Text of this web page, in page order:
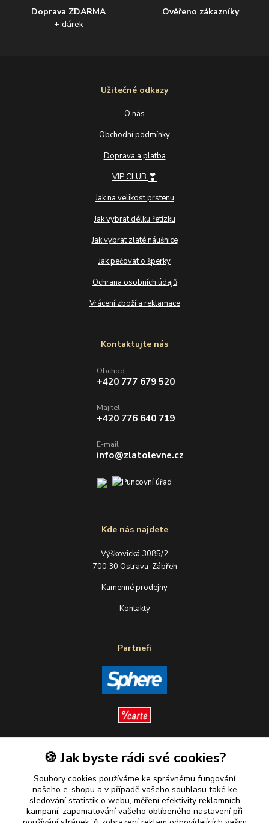
Doprava ZDARMA
+ dárek
Ověřeno zákazníky
Užitečné odkazy
O nás
Obchodní podmínky
Doprava a platba
VIP CLUB ❣
Jak na velikost prstenu
Jak vybrat délku řetízku
Jak vybrat zlaté náušnice
Jak pečovat o šperky
Ochrana osobních údajů
Vrácení zboží a reklamace
Kde nás najdete
Výškovická 3085/2
700 30 Ostrava-Zábřeh
Kamenné prodejny
Kontakty
Partneři
Sledujte nás
Plaťte u nás bezpečně
Kontaktujte nás
Obchod
+420 777 679 520
Majitel
+420 776 640 719
E-mail
info@zlatolevne.cz
🍪 Jak byste rádi své cookies?
Soubory cookies používáme ke správnému fungování
našeho e-shopu a v případě vašeho souhlasu také ke
sledování statistik o webu, měření efektivity reklamních
kampaní, zapamatování vašeho oblíbeného nastavení při